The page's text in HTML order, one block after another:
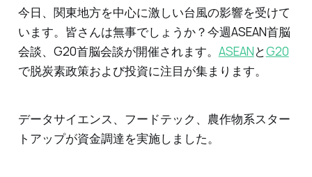
今日、関東地方を中心に激しい台風の影響を受けて
います。皆さんは無事でしょうか？今週ASEAN首脳
会談、G20首脳会談が開催されます。 ASEANとG20
で脱炭素政策および投資に注目が集まります。
データサイエンス、フードテック、農作物系スター
トアップが資金調達を実施しました。